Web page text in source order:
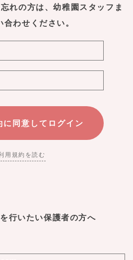
れの方は、幼稚園スタッフま
合わせください。
用規約を読む
行いたい保護者の方へ